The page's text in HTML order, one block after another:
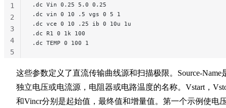
.dc Vin 0.25 5.0 0.25
.dc vin 0 10 .5 vgs 0 5 1
.dc vce 0 10 .25 ib 0 10u 1u
.dc R1 0 1k 100
.dc TEMP 0 100 1
1
2
3
4
5
这些参数定义了直流传输曲线源和扫描极限。Source-Name
独立电压或电流源，电阻器或电路温度的名称。Vstart，
和Vincr分别是起始值，最终值和增量值。第一个示例使电